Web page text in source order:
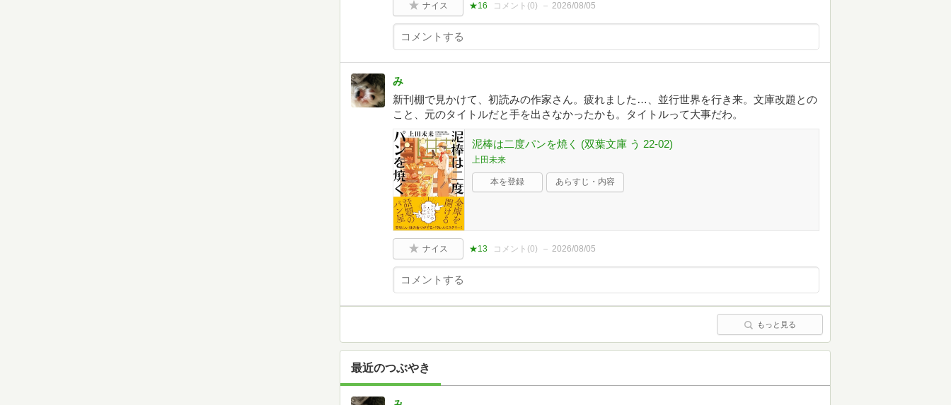
ナイス ★16 コメント(0) 2026/08/05
み
新刊棚で見かけて、初読みの作家さん。疲れました…、並行世界を行き来。文庫改題との
こと、元のタイトルだと手を出さなかったかも。タイトルって大事だわ。
泥棒は二度パンを焼く (双葉文庫 う 22-02)
上田未来
本を登録 あらすじ・内容
ナイス ★13 コメント(0) 2026/08/05
もっと見る
最近のつぶやき